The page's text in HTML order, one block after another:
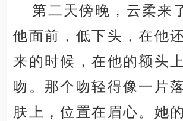
第二天傍晚，云柔来
他面前，低下头，在他
来的时候，在他的额头
吻。那个吻轻得像一片
肤上，位置在眉心。她